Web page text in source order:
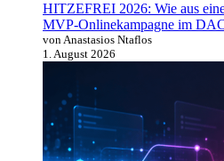
HITZEFREI 2026: Wie aus
MVP-Onlinekampagne im
von Anastasios Ntaflos
1. August 2026